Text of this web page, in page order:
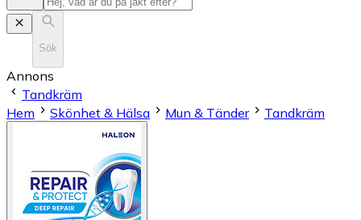
Sök
Annons
Tandkräm
Hem
Skönhet & Hälsa Mun & Tänder Tandkräm